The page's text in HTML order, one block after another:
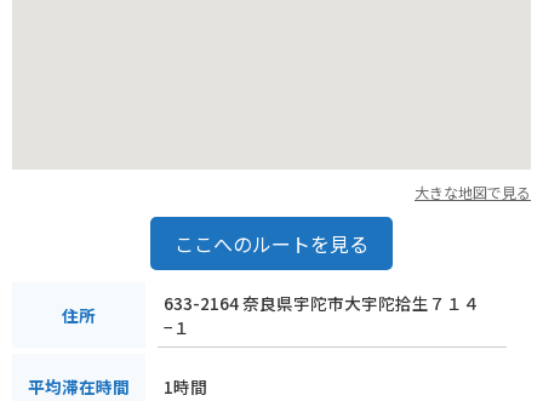
大きな地図で見る
ここへのルートを見る
住所
633-2164 奈良県宇陀市大宇陀拾生７１４
−１
平均滞在時間 1時間